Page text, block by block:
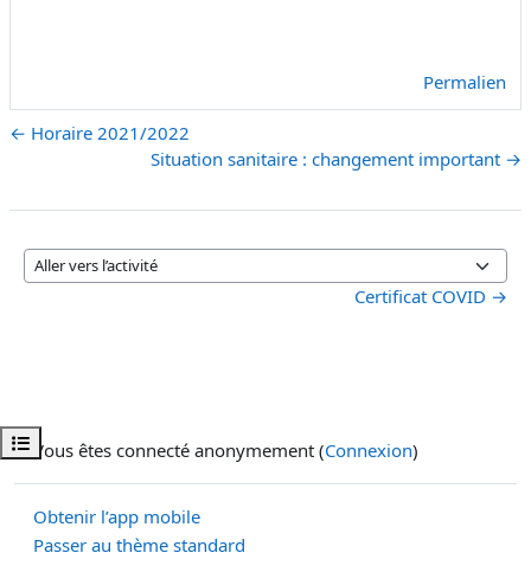
Ouvrir l’index du cours
Permalien
← Horaire 2021/2022
Situation sanitaire : changement important →
Aller vers l’activité
Certificat COVID →
Vous êtes connecté anonymement (Connexion)
Obtenir l’app mobile
Passer au thème standard